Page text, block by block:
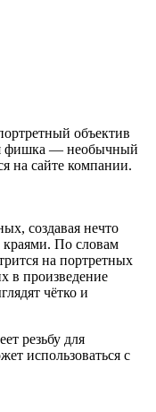
объектив
фишка — необычный
на сайте компании.
создавая нечто
По словам
на портретных
в произведение
чётко и
резьбу для
использоваться с